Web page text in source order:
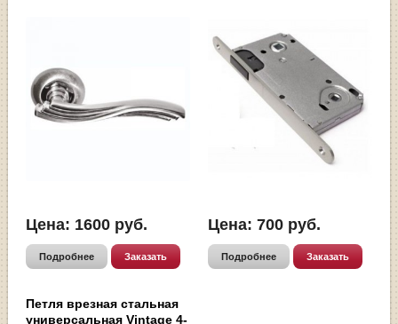
Цена: 1600 руб.
Подробнее Заказать
Цена: 700 руб.
Подробнее Заказать
Петля врезная стальная
универсальная Vintage 4-